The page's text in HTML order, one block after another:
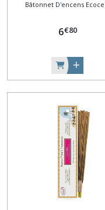
Citronelle
Bâtonnet D'encens
6€80